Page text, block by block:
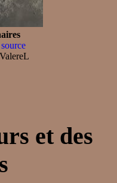
source
et des